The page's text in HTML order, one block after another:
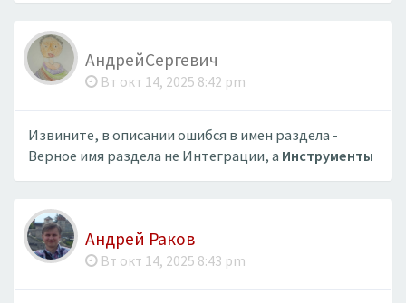
АндрейСергевич
Вт окт 14, 2025 8:42 pm
Извините, в описании ошибся в имен раздела -
Верное имя раздела не Интеграции, а Инструменты
Андрей Раков
Вт окт 14, 2025 8:43 pm